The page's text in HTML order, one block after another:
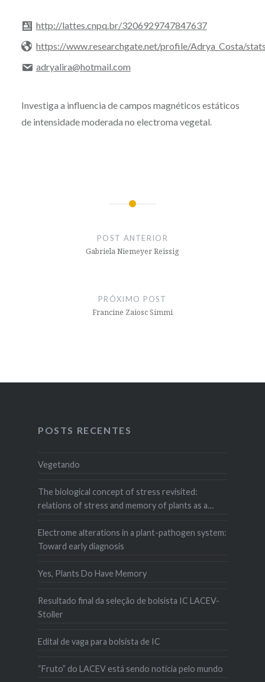
http://lattes.cnpq.br/3206929747847637
https://www.researchgate.net/profile/Adrya_Costa/
adryalira@hotmail.com
Investiga a influencia de campos magnéticos estáticos
de intensidade moderada no electroma vegetal.
POST ANTERIOR
Gabriela Niemeyer Reissig
PRÓXIMO POST
Francine Zaiosc Simmi
POSTS RECENTES
Vegetando
The biological concept of stress revisited:
relations of stress and memory of plants as a
Electrome alterations in a plant-pathogen system:
Toward early diagnosis
Yes, Plants Do Have Memory
Resultado final da seleção de bolsista IC LACEV-
Stoller
Edital de vaga para bolsista de IC
“Fruto” do LACEV está sendo notícia pelo mundo